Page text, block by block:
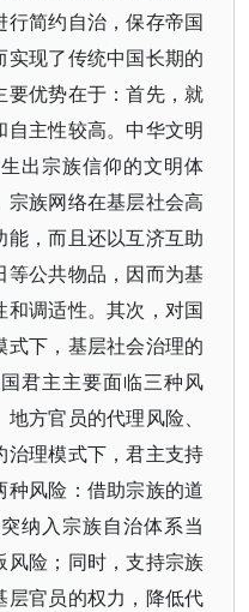
简约自治，保存帝国
现了传统中国长期的
优势在于：首先，就
主性较高。中华文明
出宗族信仰的文明体
族网络在基层社会高
，而且还以互济互助
公共物品，因而为基
调适性。其次，对国
下，基层社会治理的
君主主要面临三种风
方官员的代理风险、
理模式下，君主支持
风险：借助宗族的道
纳入宗族自治体系当
险；同时，支持宗族
层官员的权力，降低代